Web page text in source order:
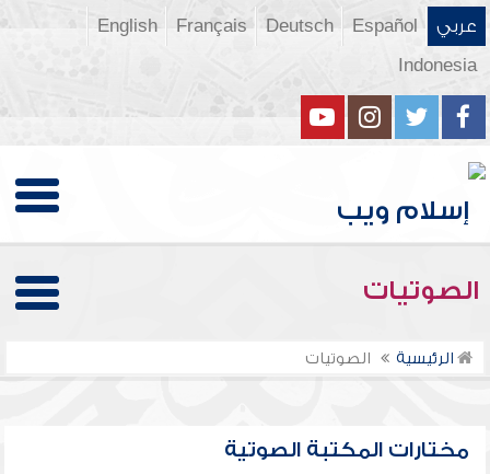
عربي Español
Deutsch
Français
English
Indonesia
الصوتيات
الرئيسية الصوتيات
مختارات المكتبة الصوتية